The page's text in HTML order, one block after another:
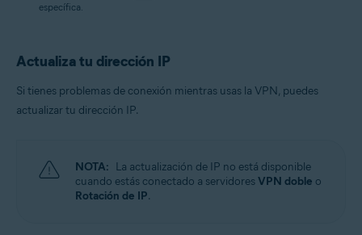
específica.
Actualiza tu dirección IP
Si tienes problemas de conexión mientras usas la VPN, puedes
actualizar tu dirección IP.
NOTA: La actualización de IP no está disponible
cuando estás conectado a servidoresVPN doble o
Rotación de IP.